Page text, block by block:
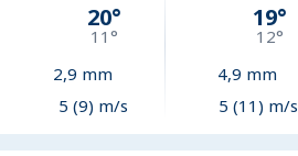
20°
11°
2,9 mm
5 (9) m/s
19°
12°
4,9 mm
5 (11) m/s